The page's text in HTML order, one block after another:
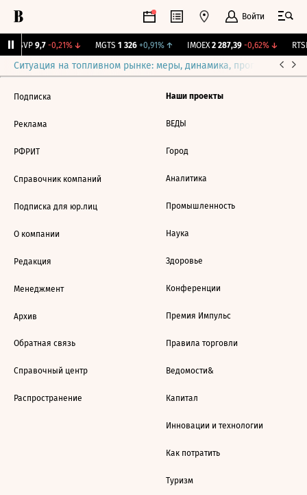
Войти
BISVP 9,7 -0,21%↓ MGTS 1 326 +0,91%↑ IMOEX 2 287,39 -0,62%↓ RTSI
Ситуация на топливном рынке: меры, динамика, прогнозы
Подписка
Реклама
РФРИТ
Справочник компаний
Подписка для юр.лиц
О компании
Редакция
Менеджмент
Архив
Обратная связь
Справочный центр
Распространение
Наши проекты
ВЕДЫ
Город
Аналитика
Промышленность
Наука
Здоровье
Конференции
Премия Импульс
Правила торговли
Ведомости&
Капитал
Инновации и технологии
Как потратить
Туризм